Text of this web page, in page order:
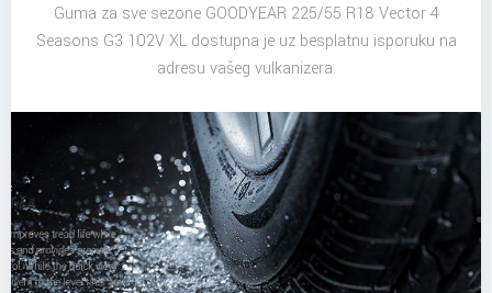
Guma za sve sezone GOODYEAR 225/55 R18 Vector 4
Seasons G3 102V XL dostupna je uz besplatnu isporuku na
adresu vašeg vulkanizera.